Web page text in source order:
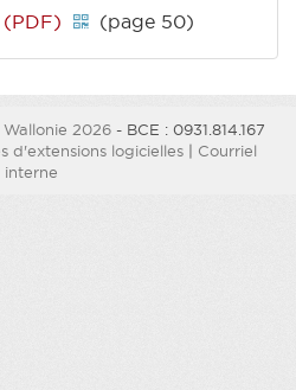
(page 50)
2026 - BCE : 0931.814.167
d'extensions logicielles| Courriel
interne